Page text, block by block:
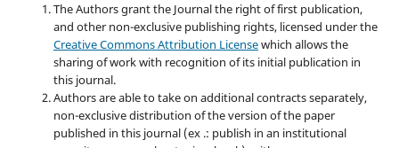
The Authors grant the Journal the right of first publication,
and other non-exclusive publishing rights, licensed under the
Creative Commons Attribution Licensewhich allows the
sharing of work with recognition of its initial publication in
this journal.
Authors are able to take on additional contracts separately,
non-exclusive distribution of the version of the paper
published in this journal (ex .: publish in an institutional